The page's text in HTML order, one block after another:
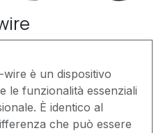
è un dispositivo
le funzionalità essenziali
È identico al
che può essere